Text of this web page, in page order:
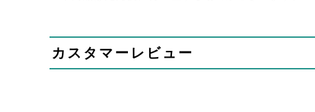
カスタマーレビュー